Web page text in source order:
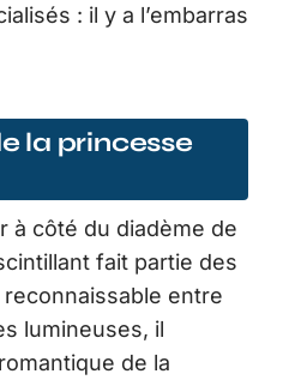
: il y a l’embarras
la princesse
à côté du diadème de
fait partie des
entre
lumineuses, il
de la